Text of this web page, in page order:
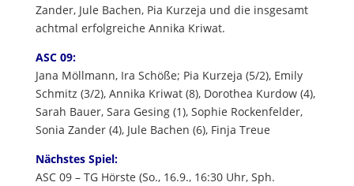
Zander, Jule Bachen, Pia Kurzeja und die insgesamt
achtmal erfolgreiche Annika Kriwat.
ASC 09:
Jana Möllmann, Ira Schöße; Pia Kurzeja (5/2), Emily
Schmitz (3/2), Annika Kriwat (8), Dorothea Kurdow (4),
Sarah Bauer, Sara Gesing (1), Sophie Rockenfelder,
Sonia Zander (4), Jule Bachen (6), Finja Treue
Nächstes Spiel:
ASC 09 – TG Hörste (So., 16.9., 16:30 Uhr, Sph.